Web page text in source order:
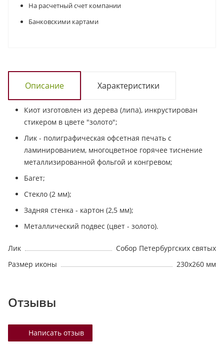
На расчетный счет компании
Банковскими картами
Описание Характеристики
Киот изготовлен из дерева (липа), инкрустирован
стикером в цвете "золото";
Лик - полиграфическая офсетная печать с
ламинированием, многоцветное горячее тиснение
металлизированной фольгой и конгревом;
Багет;
Стекло (2 мм);
Задняя стенка - картон (2,5 мм);
Металлический подвес (цвет - золото).
Лик
Собор Петербургских святых
Размер иконы
230х260 мм
Отзывы
Написать отзыв